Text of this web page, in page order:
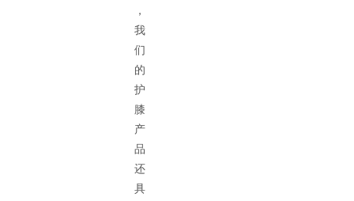
，
我
们
的
护
膝
产
品
还
具